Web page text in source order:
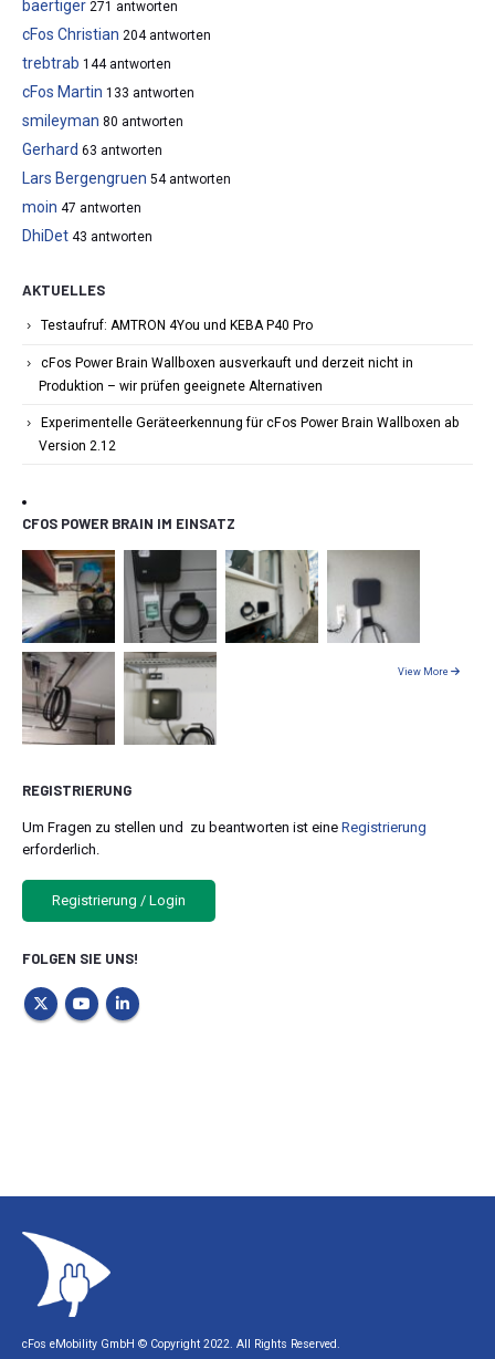
baertiger 271 antworten
cFos Christian 204 antworten
trebtrab 144 antworten
cFos Martin 133 antworten
smileyman 80 antworten
Gerhard 63 antworten
Lars Bergengruen 54 antworten
moin 47 antworten
DhiDet 43 antworten
AKTUELLES
Testaufruf: AMTRON 4You und KEBA P40 Pro
cFos Power Brain Wallboxen ausverkauft und derzeit nicht in
Produktion – wir prüfen geeignete Alternativen
Experimentelle Geräteerkennung für cFos Power Brain Wallboxen ab
Version 2.12
CFOS POWER BRAIN IM EINSATZ
View More
REGISTRIERUNG
Um Fragen zu stellen und zu beantworten ist eine Registrierung
erforderlich.
Registrierung / Login
FOLGEN SIE UNS!
cFos eMobility GmbH © Copyright 2022. All Rights Reserved.